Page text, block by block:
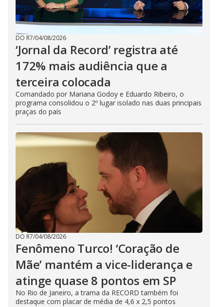
DO R7/04/08/2026
‘Jornal da Record’ registra até
172% mais audiência que a
terceira colocada
Comandado por Mariana Godoy e Eduardo Ribeiro, o
programa consolidou o 2º lugar isolado nas duas principais
praças do país
DO R7/04/08/2026
Fenômeno Turco! ‘Coração de
Mãe’ mantém a vice-liderança e
atinge quase 8 pontos em SP
No Rio de Janeiro, a trama da RECORD também foi
destaque com placar de média de 4,6 x 2,5 pontos